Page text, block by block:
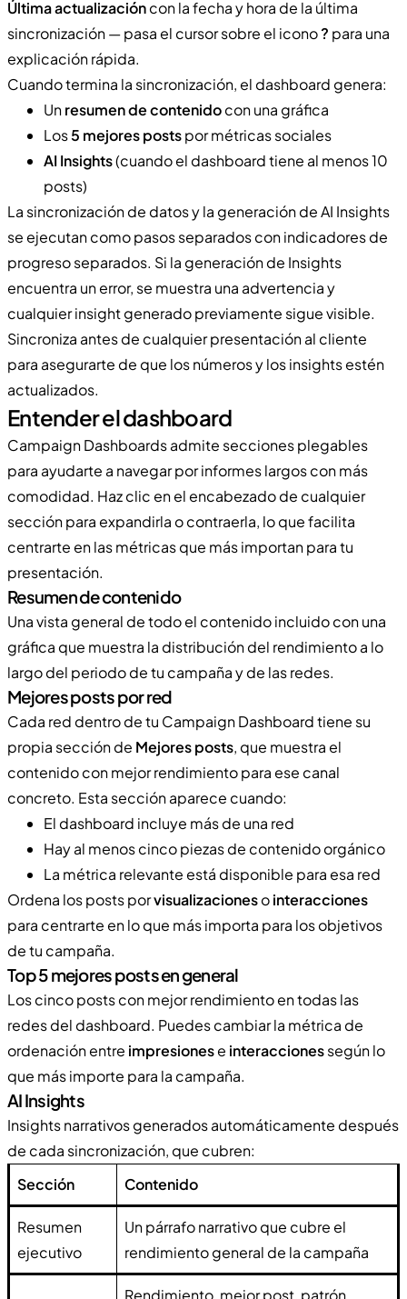
Última actualizacióncon la fecha y hora de la última
sincronización — pasa el cursor sobre el icono? para una
explicación rápida.
Cuando termina la sincronización, el dashboard genera:
Unresumen de contenidocon una gráfica
Los5 mejores postspor métricas sociales
AI Insights(cuando el dashboard tiene al menos 10
posts)
La sincronización de datos y la generación de AI Insights
se ejecutan como pasos separados con indicadores de
progreso separados. Si la generación de Insights
encuentra un error, se muestra una advertencia y
cualquier insight generado previamente sigue visible.
Sincroniza antes de cualquier presentación al cliente
para asegurarte de que los números y los insights estén
actualizados.
Entender el dashboard
Campaign Dashboards admite secciones plegables
para ayudarte a navegar por informes largos con más
comodidad. Haz clic en el encabezado de cualquier
sección para expandirla o contraerla, lo que facilita
centrarte en las métricas que más importan para tu
presentación.
Resumen de contenido
Una vista general de todo el contenido incluido con una
gráfica que muestra la distribución del rendimiento a lo
largo del periodo de tu campaña y de las redes.
Mejores posts por red
Cada red dentro de tu Campaign Dashboard tiene su
propia sección de Mejores posts, que muestra el
contenido con mejor rendimiento para ese canal
concreto. Esta sección aparece cuando:
El dashboard incluye más de una red
Hay al menos cinco piezas de contenido orgánico
La métrica relevante está disponible para esa red
Ordena los posts porvisualizacionesointeracciones
para centrarte en lo que más importa para los objetivos
de tu campaña.
Top 5 mejores posts en general
Los cinco posts con mejor rendimiento en todas las
redes del dashboard. Puedes cambiar la métrica de
ordenación entre impresionese interaccionessegún lo
que más importe para la campaña.
AI Insights
Insights narrativos generados automáticamente después
de cada sincronización, que cubren:
Sección
Contenido
Resumen
ejecutivo
Un párrafo narrativo que cubre el
rendimiento general de la campaña
Rendimiento, mejor post, patrón